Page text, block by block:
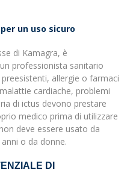
un uso sicuro
di Kamagra, è
professionista sanitario
allergie o farmaci
cardiache, problemi
di ictus devono prestare
medico prima di utilizzare
deve essere usato da
o da donne.
DI